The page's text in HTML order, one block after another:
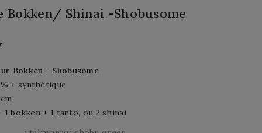
Bokken/ Shinai -shobusome
Bokken - Shobusome
+ synthétique
1 bokken + 1 tanto, ou 2 shinai